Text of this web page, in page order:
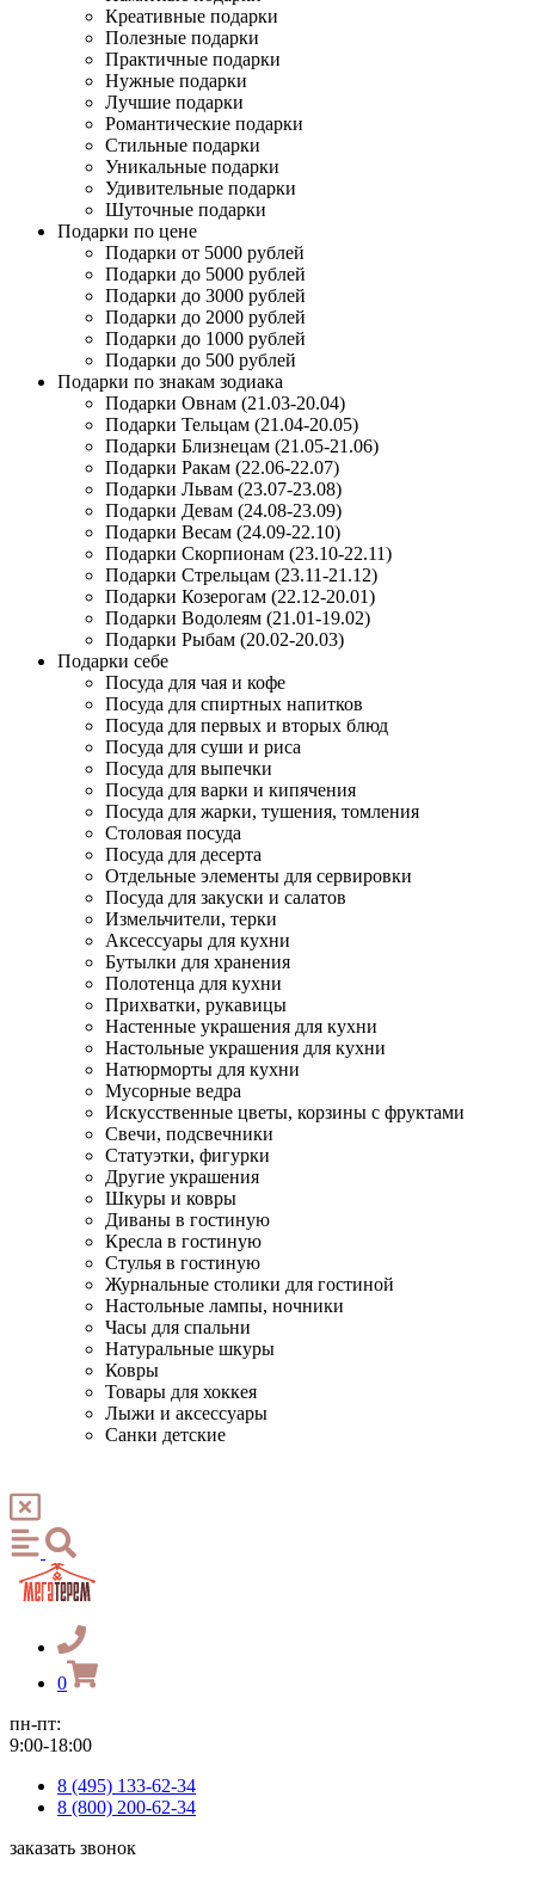
Креативные подарки
Полезные подарки
Практичные подарки
Нужные подарки
Лучшие подарки
Романтические подарки
Стильные подарки
Уникальные подарки
Удивительные подарки
Шуточные подарки
Подарки по цене
Подарки от 5000 рублей
Подарки до 5000 рублей
Подарки до 3000 рублей
Подарки до 2000 рублей
Подарки до 1000 рублей
Подарки до 500 рублей
Подарки по знакам зодиака
Подарки Овнам (21.03-20.04)
Подарки Тельцам (21.04-20.05)
Подарки Близнецам (21.05-21.06)
Подарки Ракам (22.06-22.07)
Подарки Львам (23.07-23.08)
Подарки Девам (24.08-23.09)
Подарки Весам (24.09-22.10)
Подарки Скорпионам (23.10-22.11)
Подарки Стрельцам (23.11-21.12)
Подарки Козерогам (22.12-20.01)
Подарки Водолеям (21.01-19.02)
Подарки Рыбам (20.02-20.03)
Подарки себе
Посуда для чая и кофе
Посуда для спиртных напитков
Посуда для первых и вторых блюд
Посуда для суши и риса
Посуда для выпечки
Посуда для варки и кипячения
Посуда для жарки, тушения, томления
Столовая посуда
Посуда для десерта
Отдельные элементы для сервировки
Посуда для закуски и салатов
Измельчители, терки
Аксессуары для кухни
Бутылки для хранения
Полотенца для кухни
Прихватки, рукавицы
Настенные украшения для кухни
Настольные украшения для кухни
Натюрморты для кухни
Мусорные ведра
Искусственные цветы, корзины с фруктами
Свечи, подсвечники
Статуэтки, фигурки
Другие украшения
Шкуры и ковры
Диваны в гостиную
Кресла в гостиную
Стулья в гостиную
Журнальные столики для гостиной
Настольные лампы, ночники
Часы для спальни
Натуральные шкуры
Ковры
Товары для хоккея
Лыжи и аксессуары
Санки детские
0
пн-пт:
9:00-18:00
8 (495) 133-62-34
8 (800) 200-62-34
заказать звонок